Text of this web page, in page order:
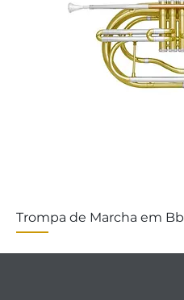
Trompa de Marcha em Bb